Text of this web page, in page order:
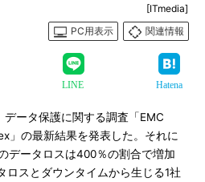
[ITmedia]
PC用表示
関連情報
LINE Hatena
ータ保護に関する調査「EMC
」の最新結果を発表した。それに
データロスは400％の割合で増加
ロスとダウンタイムから生じる1社